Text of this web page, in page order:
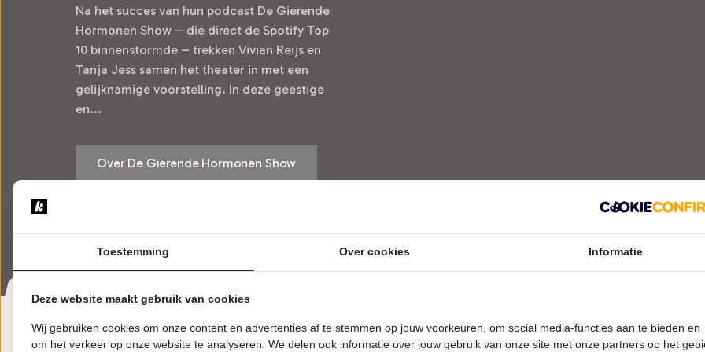
Na het succes van hun podcast De Gierende
Hormonen Show – die direct de Spotify Top
10 binnenstormde – trekken Vivian Reijs en
Tanja Jess samen het theater in met een
gelijknamige voorstelling. In deze geestige
en...
Over De Gierende Hormonen Show
Toestemming Over cookies Informatie
Deze website maakt gebruik van cookies
Wij gebruiken cookies om onze content en advertenties af te stemmen op jouw voorkeuren, om social media-functies aan te bieden en
om het verkeer op onze website te analyseren. We delen ook informatie over jouw gebruik van onze site met onze partners op het